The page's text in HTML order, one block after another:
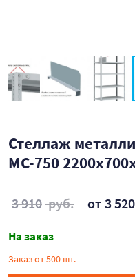
Стеллаж
МС-750
3 910 руб. от 3
На заказ
Заказ от 500 шт.